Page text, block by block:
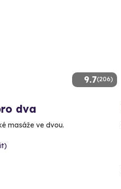
9.7(206)
dva
masáže ve dvou.